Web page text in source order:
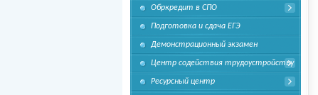
Обркредит в СПО
Подготовка и сдача ЕГЭ
Демонстрационный экзамен
Центр содействия трудоустройству
Ресурсный центр